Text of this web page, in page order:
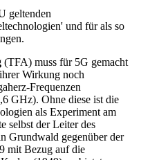
geltenden
und für als so
(TFA) muss für 5G gemacht
Wirkung noch
Frequenzen
GHz). Ohne diese ist die
als Experiment am
selbst der Leiter des
Grundwald gegenüber der
mit Bezug auf die